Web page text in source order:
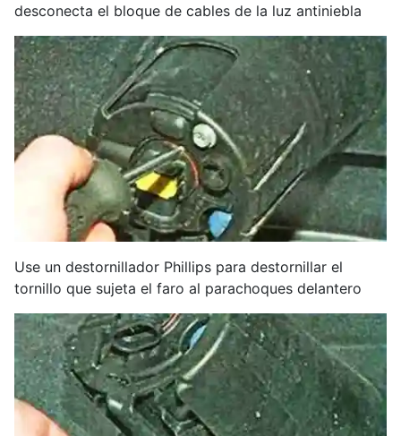
desconecta el bloque de cables de la luz antiniebla
Use un destornillador Phillips para destornillar el
tornillo que sujeta el faro al parachoques delantero